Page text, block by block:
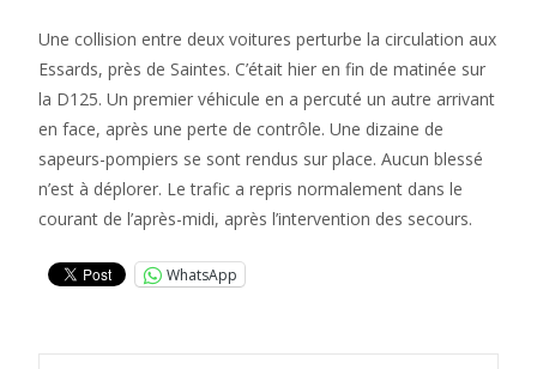
Une collision entre deux voitures perturbe la circulation aux
Essards, près de Saintes. C’était hier en fin de matinée sur
la D125. Un premier véhicule en a percuté un autre arrivant
en face, après une perte de contrôle. Une dizaine de
sapeurs-pompiers se sont rendus sur place. Aucun blessé
n’est à déplorer. Le trafic a repris normalement dans le
courant de l’après-midi, après l’intervention des secours.
WhatsApp